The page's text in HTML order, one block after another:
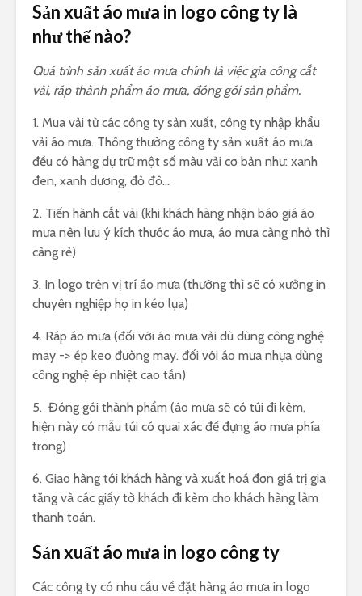
Sản xuất áo mưa in logo công ty là
như thế nào?
Quá trình sản xuất áo mưa chính là việc gia công cắt
vải, ráp thành phẩm áo mưa, đóng gói sản phẩm.
1. Mua vải từ các công ty sản xuất, công ty nhập khẩu
vải áo mưa. Thông thường công ty sản xuất áo mưa
đều có hàng dự trữ một số màu vải cơ bản như: xanh
đen, xanh dương, đỏ đô…
2. Tiến hành cắt vải (khi khách hàng nhận báo giá áo
mưa nên lưu ý kích thước áo mưa, áo mưa càng nhỏ thì
càng rẻ)
3. In logo trên vị trí áo mưa (thường thì sẽ có xưởng in
chuyên nghiệp họ in kéo lụa)
4. Ráp áo mưa (đối với áo mưa vải dù dùng công nghệ
may -> ép keo đường may. đối với áo mưa nhựa dùng
công nghệ ép nhiệt cao tần)
5. Đóng gói thành phẩm (áo mưa sẽ có túi đi kèm,
hiện này có mẫu túi có quai xác để đựng áo mưa phía
trong)
6. Giao hàng tới khách hàng và xuất hoá đơn giá trị gia
tăng và các giấy tờ khách đi kèm cho khách hàng làm
thanh toán.
Sản xuất áo mưa in logo công ty
Các công ty có nhu cầu về đặt hàng áo mưa in logo